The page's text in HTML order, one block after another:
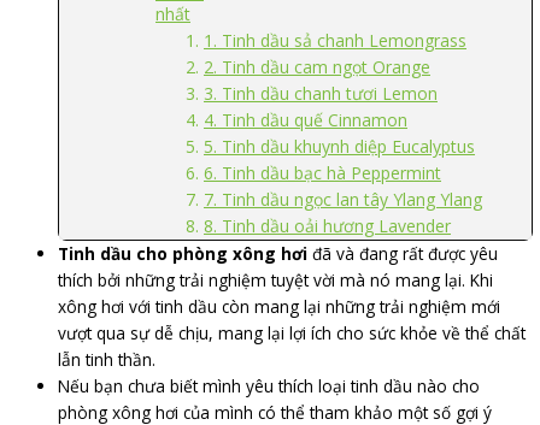
nhất
1. Tinh dầu sả chanh Lemongrass
2. Tinh dầu cam ngọt Orange
3. Tinh dầu chanh tươi Lemon
4. Tinh dầu quế Cinnamon
5. Tinh dầu khuynh diệp Eucalyptus
6. Tinh dầu bạc hà Peppermint
7. Tinh dầu ngọc lan tây Ylang Ylang
8. Tinh dầu oải hương Lavender
Tinh dầu cho phòng xông hơi đã và đang rất được yêu
thích bởi những trải nghiệm tuyệt vời mà nó mang lại. Khi
xông hơi với tinh dầu còn mang lại những trải nghiệm mới
vượt qua sự dễ chịu, mang lại lợi ích cho sức khỏe về thể chất
lẫn tinh thần.
Nếu bạn chưa biết mình yêu thích loại tinh dầu nào cho
phòng xông hơi của mình có thể tham khảo một số gợi ý